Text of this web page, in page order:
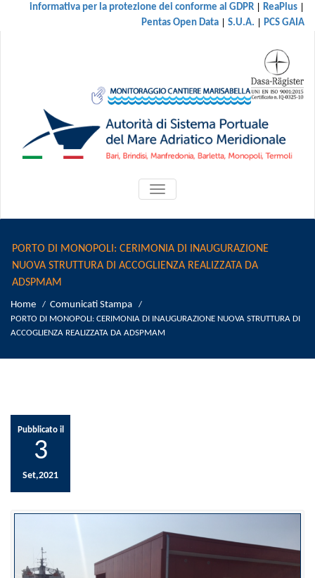
informativa per la protezione dei conforme al GDPR | ReaPlus |
Pentas Open Data | S.U.A. | PCS GAIA
ATTIVA/DISATTIVA
MENU
PORTO DI MONOPOLI: CERIMONIA DI INAUGURAZIONE
NUOVA STRUTTURA DI ACCOGLIENZA REALIZZATA DA
ADSPMAM
Home / Comunicati Stampa /
PORTO DI MONOPOLI: CERIMONIA DI INAUGURAZIONE NUOVA STRUTTURA DI
ACCOGLIENZA REALIZZATA DA ADSPMAM
Pubblicato il
3
Set,2021